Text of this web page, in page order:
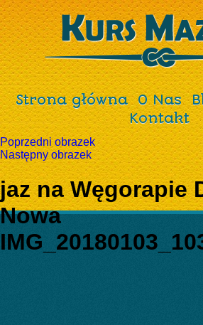
Strona główna O Nas
Kontakt
Poprzedni obrazek
Następny obrazek
jaz na Węgorapie
Nowa